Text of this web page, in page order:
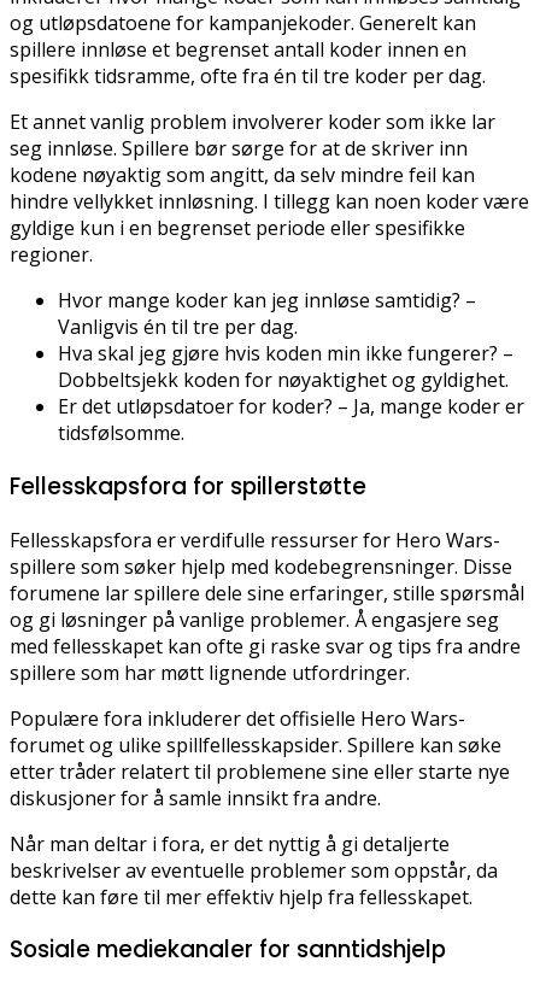
og utløpsdatoene for kampanjekoder. Generelt kan
spillere innløse et begrenset antall koder innen en
spesifikk tidsramme, ofte fra én til tre koder per dag.
Et annet vanlig problem involverer koder som ikke lar
seg innløse. Spillere bør sørge for at de skriver inn
kodene nøyaktig som angitt, da selv mindre feil kan
hindre vellykket innløsning. I tillegg kan noen koder være
gyldige kun i en begrenset periode eller spesifikke
regioner.
Hvor mange koder kan jeg innløse samtidig? –
Vanligvis én til tre per dag.
Hva skal jeg gjøre hvis koden min ikke fungerer? –
Dobbeltsjekk koden for nøyaktighet og gyldighet.
Er det utløpsdatoer for koder? – Ja, mange koder er
tidsfølsomme.
Fellesskapsfora for spillerstøtte
Fellesskapsfora er verdifulle ressurser for Hero Wars-
spillere som søker hjelp med kodebegrensninger. Disse
forumene lar spillere dele sine erfaringer, stille spørsmål
og gi løsninger på vanlige problemer. Å engasjere seg
med fellesskapet kan ofte gi raske svar og tips fra andre
spillere som har møtt lignende utfordringer.
Populære fora inkluderer det offisielle Hero Wars-
forumet og ulike spillfellesskapsider. Spillere kan søke
etter tråder relatert til problemene sine eller starte nye
diskusjoner for å samle innsikt fra andre.
Når man deltar i fora, er det nyttig å gi detaljerte
beskrivelser av eventuelle problemer som oppstår, da
dette kan føre til mer effektiv hjelp fra fellesskapet.
Sosiale mediekanaler for sanntidshjelp